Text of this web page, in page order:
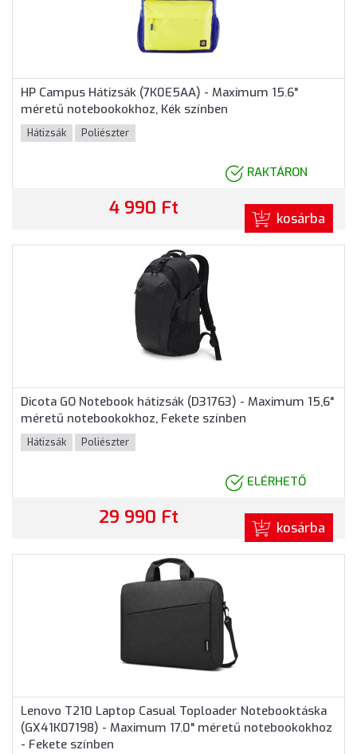
HP Campus Hátizsák (7K0E5AA) - Maximum 15.6"
méretű notebookokhoz, Kék színben
Hátizsák Poliészter
RAKTÁRON
4 990 Ft kosárba
Dicota GO Notebook hátizsák (D31763) - Maximum 15,6"
méretű notebookokhoz, Fekete színben
Hátizsák Poliészter
ELÉRHETŐ
29 990 Ft kosárba
Lenovo T210 Laptop Casual Toploader Notebooktáska
(GX41K07198) - Maximum 17.0" méretű notebookokhoz
- Fekete színben